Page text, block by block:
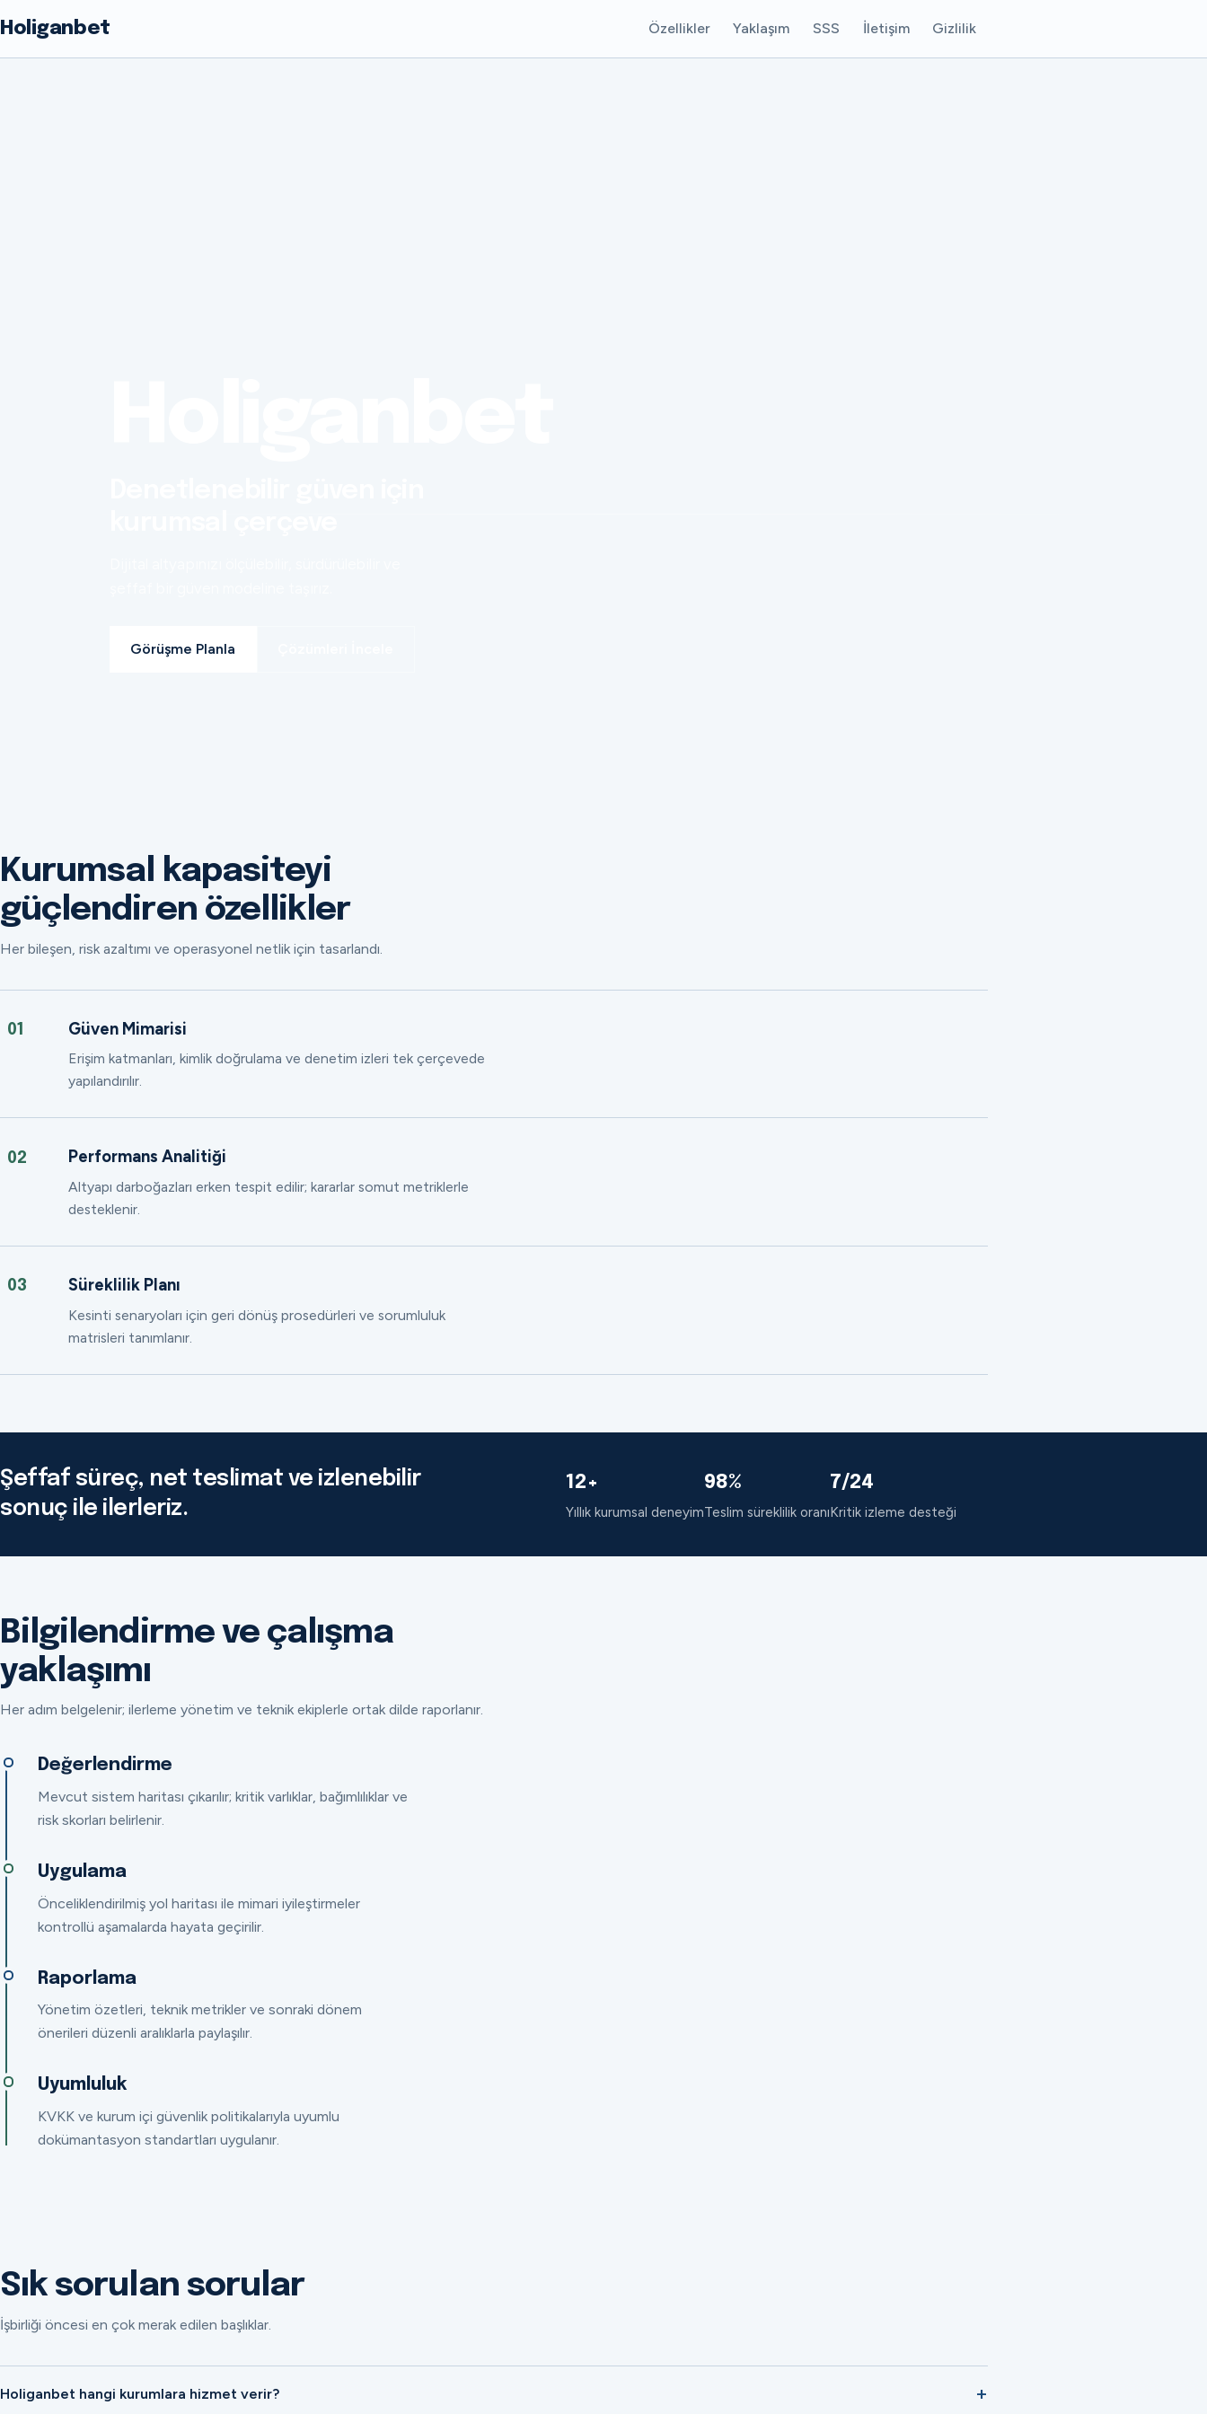
Holiganbet Özellikler Yaklaşım SSS İletişim Gizlilik
Görüşme Planla
Kurumsal kapasiteyi
güçlendiren özellikler
Her bileşen, risk azaltımı ve operasyonel netlik için tasarlandı.
01 Güven Mimarisi
Erişim katmanları, kimlik doğrulama ve denetim izleri tek çerçevede
yapılandırılır.
02 Performans Analitiği
Altyapı darboğazları erken tespit edilir; kararlar somut metriklerle
desteklenir.
03 Süreklilik Planı
Kesinti senaryoları için geri dönüş prosedürleri ve sorumluluk
matrisleri tanımlanır.
Şeffaf süreç, net teslimat ve izlenebilir
sonuç ile ilerleriz.
12+
Yıllık kurumsal deneyim
98%
Teslim süreklilik oranı
7/24
Kritik izleme desteği
Bilgilendirme ve çalışma
yaklaşımı
Her adım belgelenir; ilerleme yönetim ve teknik ekiplerle ortak dilde raporlanır.
Değerlendirme
Mevcut sistem haritası çıkarılır; kritik varlıklar, bağımlılıklar ve
risk skorları belirlenir.
Uygulama
Önceliklendirilmiş yol haritası ile mimari iyileştirmeler
kontrollü aşamalarda hayata geçirilir.
Raporlama
Yönetim özetleri, teknik metrikler ve sonraki dönem
önerileri düzenli aralıklarla paylaşılır.
Uyumluluk
KVKK ve kurum içi güvenlik politikalarıyla uyumlu
dokümantasyon standartları uygulanır.
Sık sorulan sorular
İşbirliği öncesi en çok merak edilen başlıklar.
Holiganbet hangi kurumlara hizmet verir?